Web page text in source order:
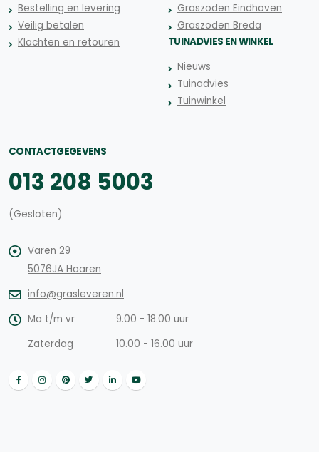
Bestelling en levering
Veilig betalen
Klachten en retouren
Graszoden Eindhoven
Graszoden Breda
TUINADVIES EN WINKEL
Nieuws
Tuinadvies
Tuinwinkel
CONTACTGEGEVENS
013 208 5003
(Gesloten)
Varen 29
5076JA Haaren
info@grasleveren.nl
Ma t/m vr
9.00 - 18.00 uur
Zaterdag
10.00 - 16.00 uur